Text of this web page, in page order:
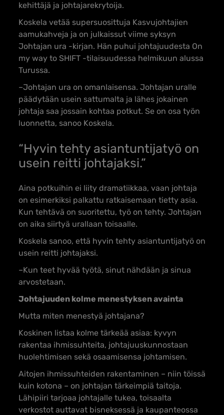
kehittäjä ja johtajarekrytoija.
Koskela vetää supersuosittuja Kasvujohtajien
aamukahveja ja on julkaissut viime syksyn
Johtajan ura -kirjan. Hän puhui johtajuudesta On
my way to SHIFT -tilaisuudessa helmikuun alussa
Turussa.
–Johtajan ura on omanlaisensa. Johtajan uralle
päädytään usein sattumalta ja lähes jokainen
johtaja saa jossain kohtaa potkut. Se on osa työn
luonnetta, sanoo Koskela.
“Hyvin tehty asiantuntijatyö on
usein reitti johtajaksi.”
Aina potkuihin ei liity dramatiikkaa, vaan johtaja
on esimerkiksi palkattu ratkaisemaan tietty asia.
Kun tehtävä on suoritettu, työ on tehty. Johtajan
on aika siirtyä urallaan toisaalle.
Koskela sanoo, että hyvin tehty asiantuntijatyö on
usein reitti johtajaksi.
–Kun teet hyvää työtä, sinut nähdään ja sinua
arvostetaan.
Johtajuuden kolme menestyksen avainta
Mutta miten menestyä johtajana?
Koskinen listaa kolme tärkeää asiaa: kyvyn
rakentaa ihmissuhteita, johtajuuskunnostaan
huolehtimisen sekä osaamisensa johtamisen.
Aitojen ihmissuhteiden rakentaminen – niin töissä
kuin kotona – on johtajan tärkeimpiä taitoja.
Lähipiiri tarjoaa johtajalle tukea, toisaalta
verkostot auttavat bisneksessä ja kaupanteossa